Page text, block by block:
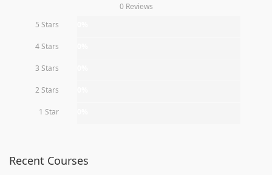
0 Reviews
5 Stars
4 Stars
3 Stars
2 Stars
1 Star
Recent Courses